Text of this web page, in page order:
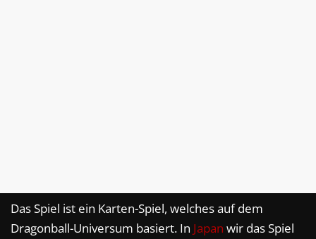
Das Spiel ist ein Karten-Spiel, welches auf dem
Dragonball-Universum basiert. In Japan wir das Spiel